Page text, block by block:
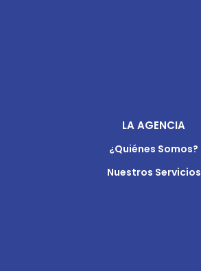
LA AGENCIA
¿Quiénes Somos?
Nuestros Servicios